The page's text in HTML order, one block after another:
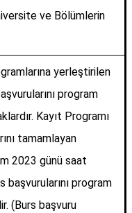
ve Bölümlerin
yerleştirilen
program
Kayıt Programı
tamamlayan
2023 günü saat
başvurularını program
(Burs başvuru